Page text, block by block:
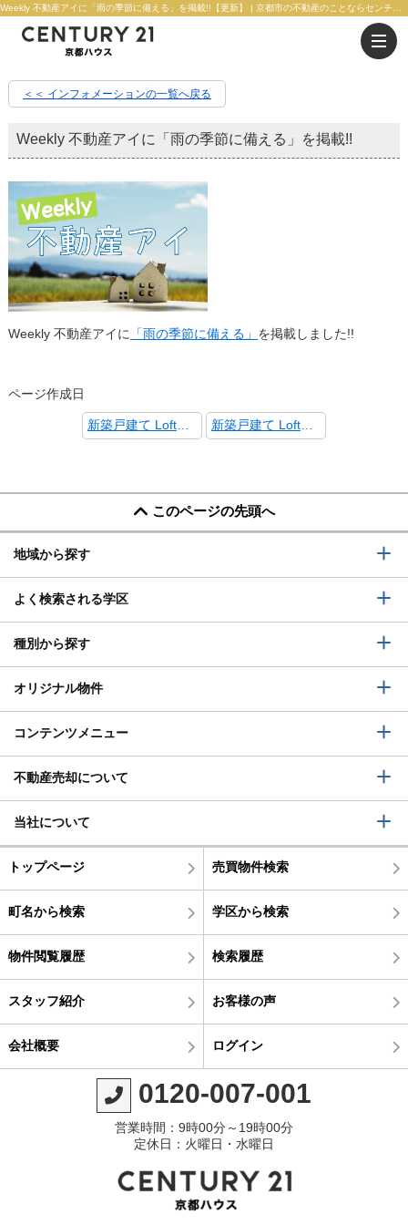
＜＜ インフォメーションの一覧へ戻る
Weekly 不動産アイに「雨の季節に備える」を掲載!!
Weekly 不動産アイに 「雨の季節に備える」 を掲載しました!!
ページ作成日
新築戸建て LoftPia 唐橋高田町 成約御礼! 新築戸建て LoftPia 唐橋 高田町 商談中!!
このページの先頭へ
地域から探す
よく検索される学区
種別から探す
オリジナル物件
コンテンツメニュー
不動産売却について
当社について
トップページ 売買物件検索
町名から検索 学区から検索
物件閲覧履歴 検索履歴
スタッフ紹介 お客様の声
会社概要 ログイン
0120-007-001
営業時間：9時00分～19時00分
定休日：火曜日・水曜日